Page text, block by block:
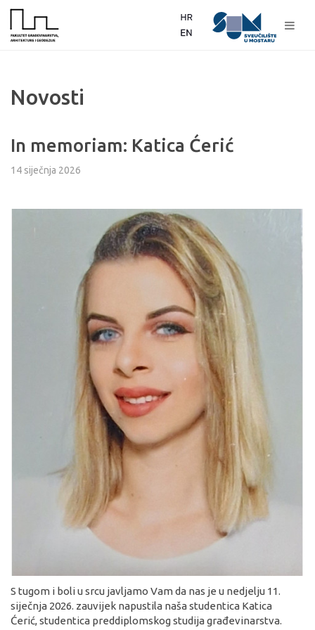
Novosti
In memoriam: Katica Ćerić
14 siječnja 2026
S tugom i boli u srcu javljamo Vam da nas je u nedjelju 11.
siječnja 2026. zauvijek napustila naša studentica Katica
Ćerić, studentica preddiplomskog studija građevinarstva.